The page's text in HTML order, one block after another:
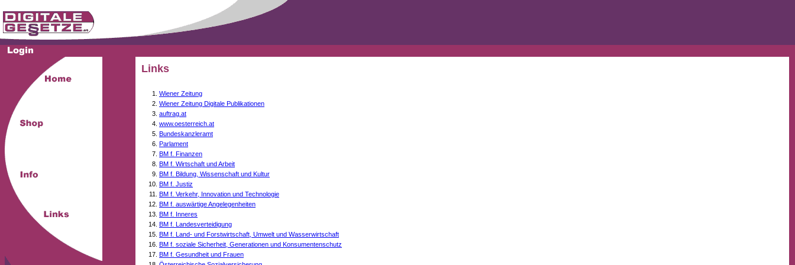
Links
Wiener Zeitung
Wiener Zeitung Digitale Publikationen
auftrag.at
www.oesterreich.at
Bundeskanzleramt
Parlament
BM f. Finanzen
BM f. Wirtschaft und Arbeit
BM f. Bildung, Wissenschaft und Kultur
BM f. Justiz
BM f. Verkehr, Innovation und Technologie
BM f. auswärtige Angelegenheiten
BM f. Inneres
BM f. Landesverteidigung
BM f. Land- und Forstwirtschaft, Umwelt und Wasserwirtschaft
BM f. soziale Sicherheit, Generationen und Konsumentenschutz
BM f. Gesundheit und Frauen